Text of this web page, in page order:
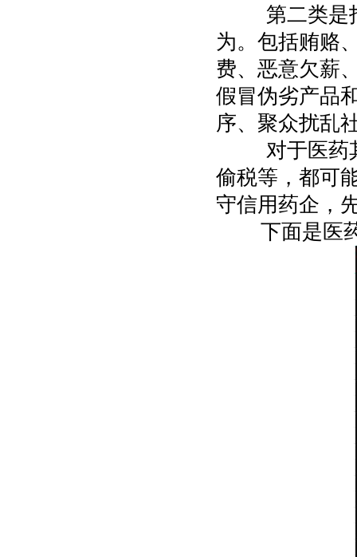
第二类是指
为。包括贿赂
费、恶意欠薪
假冒伪劣产品
序、聚众扰乱
对于医药其
偷税等，都可
守信用药企，
下面是医药